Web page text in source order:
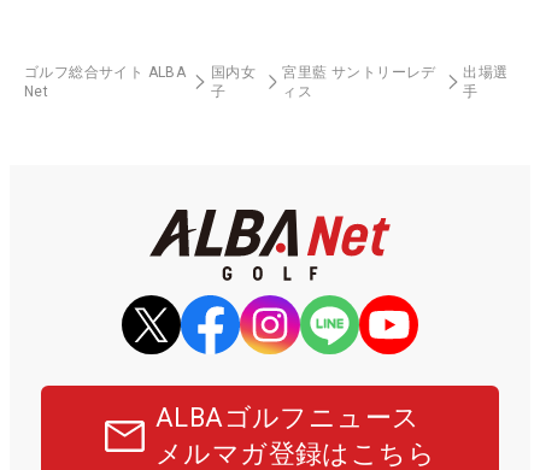
ゴルフ総合サイト ALBA
Net
国内女
子
宮里藍 サントリーレデ
ィス
出場選
手
ALBAゴルフニュース
メルマガ登録はこちら